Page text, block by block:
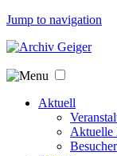
Jump to navigation
Aktuell
Aktuelle